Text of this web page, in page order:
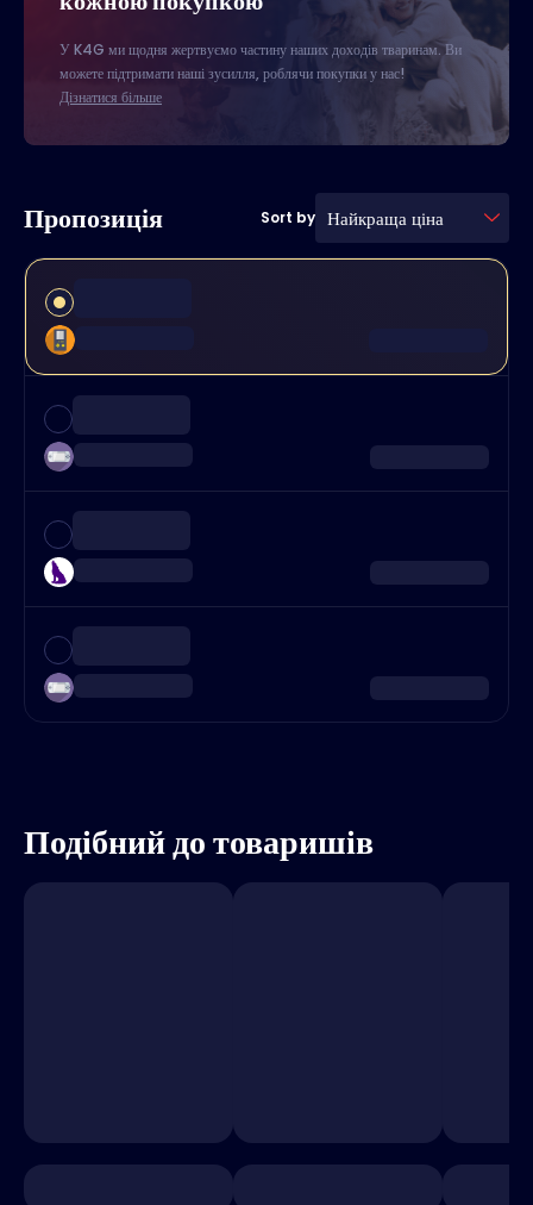
У K4G ми щодня жертвуємо частину наших доходів тваринам. Ви
можете підтримати наші зусилля, роблячи покупки у нас!
Дізнатися більше
Пропозиція Sort by Найкраща ціна
Подібний до товаришів